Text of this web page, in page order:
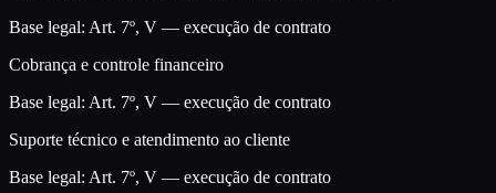
Base legal: Art. 7º, V — execução de contrato
Cobrança e controle financeiro
Base legal: Art. 7º, V — execução de contrato
Suporte técnico e atendimento ao cliente
Base legal: Art. 7º, V — execução de contrato